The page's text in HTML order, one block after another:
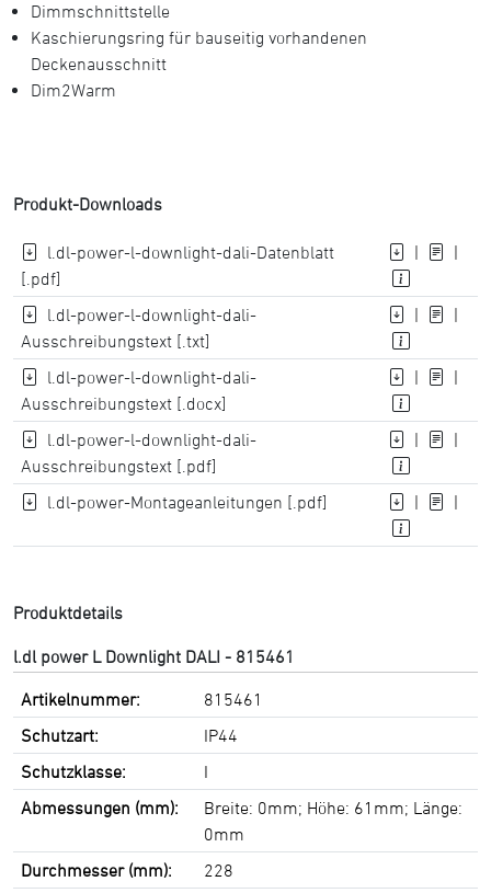
Dimmschnittstelle
Kaschierungsring für bauseitig vorhandenen
Deckenausschnitt
Dim2Warm
Produkt-Downloads
l.dl-power-l-downlight-dali-Datenblatt
[.pdf]
| |
l.dl-power-l-downlight-dali-
Ausschreibungstext [.txt]
| |
l.dl-power-l-downlight-dali-
Ausschreibungstext [.docx]
| |
l.dl-power-l-downlight-dali-
Ausschreibungstext [.pdf]
| |
l.dl-power-Montageanleitungen [.pdf] | |
Produktdetails
l.dl power L Downlight DALI - 815461
Artikelnummer:
815461
Schutzart:
IP44
Schutzklasse:
I
Abmessungen (mm):
Breite: 0mm; Höhe: 61mm; Länge:
0mm
Durchmesser (mm):
228